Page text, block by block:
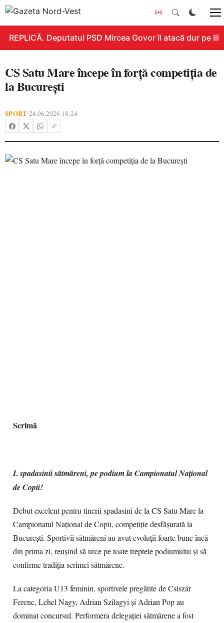
REPLICĂ. Deputatul PSD Mircea Govor îl atacă dur pe
CS Satu Mare începe în forță competiția de
la București
SPORT•24.06.2026 18:24
Scrimă
L spadasinii sătmăreni, pe podium la Campionatul Național
de Copii!
Debut excelent pentru tinerii spadasini de la CS Satu Mare la
Campionatul Național de Copii, competiție desfășurată la
București. Sportivii sătmăreni au avut evoluții foarte bune încă
din prima zi, reușind să urce pe toate treptele podiumului și să
confirme tradiția scrimei sătmărene.
La categoria U13 feminin, sportivele pregătite de Csiszár
Ferenc, Lehel Nagy, Adrian Szilagyi și Adrian Pop au
dominat concursul. Performera delegației sătmărene a fost